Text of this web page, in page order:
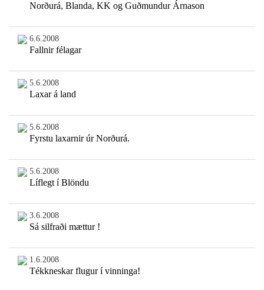
Norðurá, Blanda, KK og Guðmundur Árnason
6.6.2008
Fallnir félagar
5.6.2008
Laxar á land
5.6.2008
Fyrstu laxarnir úr Norðurá.
5.6.2008
Líflegt í Blöndu
3.6.2008
Sá silfraði mættur !
1.6.2008
Tékkneskar flugur í vinninga!